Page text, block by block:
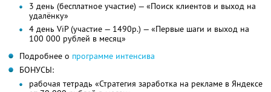
3 день (бесплатное участие) — «Поиск клиентов и выход на
удалёнку»
4 день ViP (участие — 1490р.) — «Первые шаги и выход на
100 000 рублей в месяц»
Подробнее о программе интенсива
БОНУСЫ:
рабочая тетрадь «Стратегия заработка на рекламе в Яндексе